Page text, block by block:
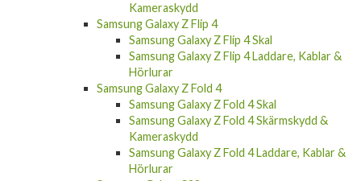
Samsung Galaxy Z Flip 4
Samsung Galaxy Z Flip 4 Skal
Samsung Galaxy Z Flip 4 Laddare, Kablar &
Hörlurar
Samsung Galaxy Z Fold 4
Samsung Galaxy Z Fold 4 Skal
Samsung Galaxy Z Fold 4 Skärmskydd &
Kameraskydd
Samsung Galaxy Z Fold 4 Laddare, Kablar &
Hörlurar
Samsung Galaxy S22